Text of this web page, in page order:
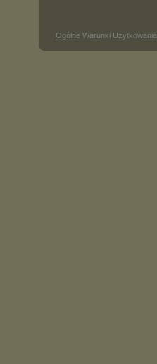
Ogólne Warunki Użytkowania